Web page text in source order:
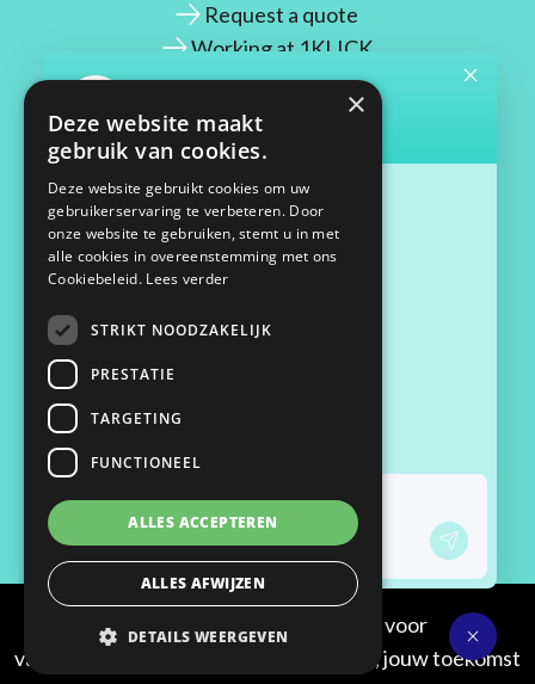
Request a quote
Working at 1KLICK
CONTACT
Maassluisstraat 2
1062 GD Amsterdam
06 33 68 27 09
contact@1klick.nl
© 2026 | 1KLICK dé recruiter voor
vastgoedprofessionals | Jouw netwerk, jouw toekomst
×
Deze website maakt
gebruik van cookies.
Deze website gebruikt cookies om uw
gebruikerservaring te verbeteren. Door
onze website te gebruiken, stemt u in met
alle cookies in overeenstemming met ons
Cookiebeleid. Lees verder
STRIKT NOODZAKELIJK
PRESTATIE
TARGETING
FUNCTIONEEL
ALLES ACCEPTEREN
ALLES AFWIJZEN
DETAILS WEERGEVEN